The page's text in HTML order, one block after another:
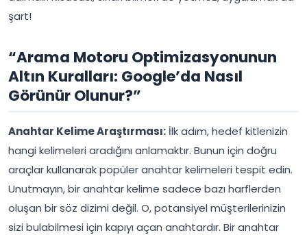
şart!
“Arama Motoru Optimizasyonunun
Altın Kuralları: Google’da Nasıl
Görünür Olunur?”
Anahtar Kelime Araştırması: İlk adım, hedef kitlenizin
hangi kelimeleri aradığını anlamaktır. Bunun için doğru
araçlar kullanarak popüler anahtar kelimeleri tespit edin.
Unutmayın, bir anahtar kelime sadece bazı harflerden
oluşan bir söz dizimi değil. O, potansiyel müşterilerinizin
sizi bulabilmesi için kapıyı açan anahtardır. Bir anahtar